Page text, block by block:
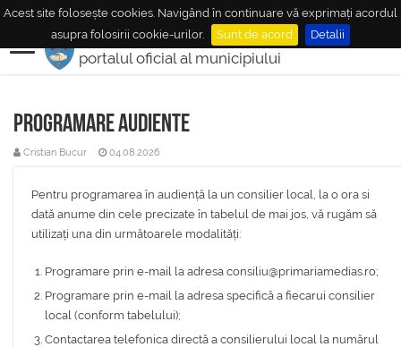
Acest site folosește cookies. Navigând în continuare vă exprimați acordul
asupra folosirii cookie-urilor.
Sunt de acord Detalii
MUNICIPIULMEDIAŞ
portalul oficial al municipiului
Programare audiente
Cristian Bucur 04.08.2026
Pentru programarea în audiență la un consilier local, la o ora si
dată anume din cele precizate în tabelul de mai jos, vă rugăm să
utilizați una din următoarele modalități:
Programare prin e-mail la adresa consiliu@primariamedias.ro;
Programare prin e-mail la adresa specifică a fiecarui consilier
local (conform tabelului);
Contactarea telefonica directă a consilierului local la numărul